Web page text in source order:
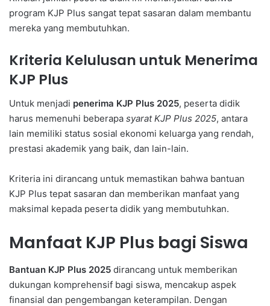
program KJP Plus sangat tepat sasaran dalam membantu
mereka yang membutuhkan.
Kriteria Kelulusan untuk Menerima
KJP Plus
Untuk menjadi penerima KJP Plus 2025, peserta didik
harus memenuhi beberapa syarat KJP Plus 2025, antara
lain memiliki status sosial ekonomi keluarga yang rendah,
prestasi akademik yang baik, dan lain-lain.
Kriteria ini dirancang untuk memastikan bahwa bantuan
KJP Plus tepat sasaran dan memberikan manfaat yang
maksimal kepada peserta didik yang membutuhkan.
Manfaat KJP Plus bagi Siswa
Bantuan KJP Plus 2025 dirancang untuk memberikan
dukungan komprehensif bagi siswa, mencakup aspek
finansial dan pengembangan keterampilan. Dengan